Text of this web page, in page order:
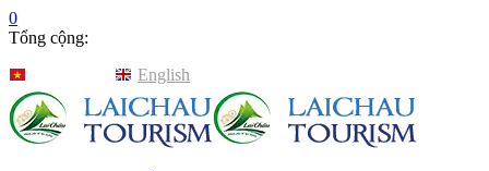
0
Tổng cộng:
English